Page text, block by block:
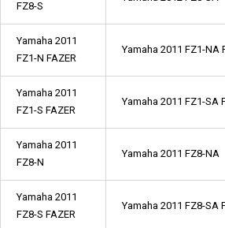
FZ8-S
Yamaha 2011
FZ1-N FAZER
Yamaha 2011 FZ1-NA
Yamaha 2011
FZ1-S FAZER
Yamaha 2011 FZ1-SA
Yamaha 2011
FZ8-N
Yamaha 2011 FZ8-NA
Yamaha 2011
FZ8-S FAZER
Yamaha 2011 FZ8-SA